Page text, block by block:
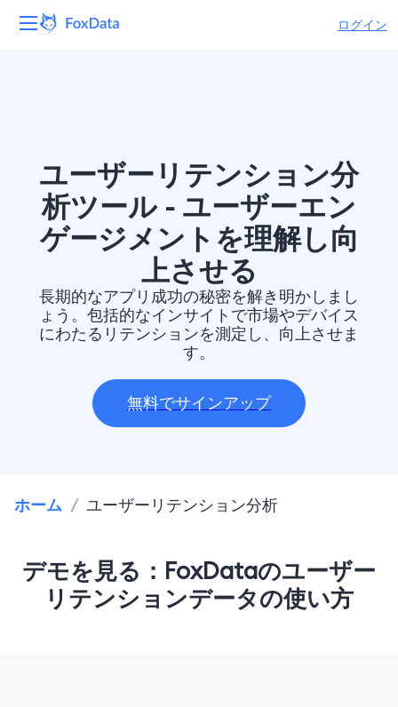
ログイン
ソリューション
リソース
ユーザーリテンション分
析ツール - ユーザーエン
ゲージメントを理解し向
上させる
長期的なアプリ成功の秘密を解き明かしまし
ょう。包括的なインサイトで市場やデバイス
にわたるリテンションを測定し、向上させま
す。
無料でサインアップ
ホーム / ユーザーリテンション分析
デモを見る：FoxDataのユーザー
リテンションデータの使い方